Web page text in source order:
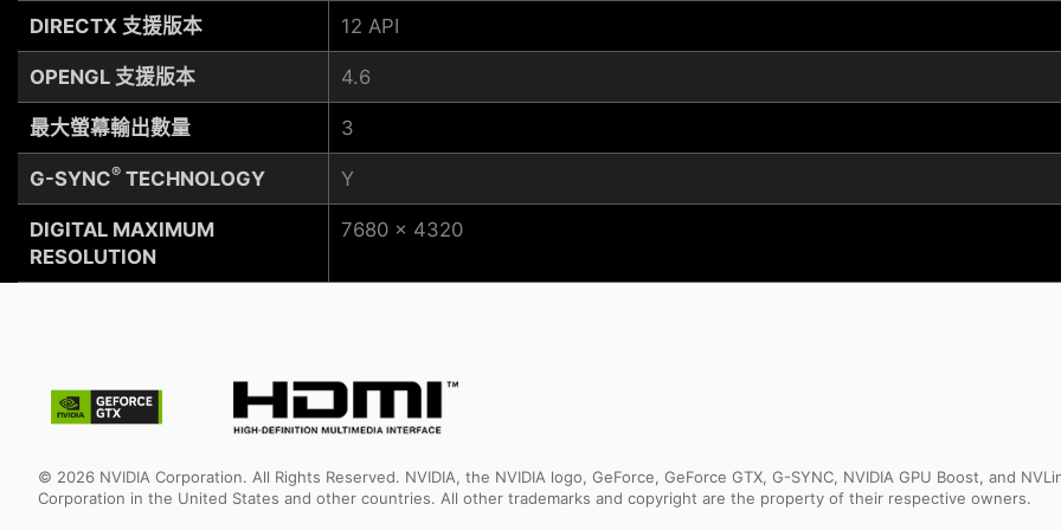
DIRECTX 支援版本
OPENGL 支援版本
最大螢幕輸出數量
G-SYNC® TECHNOLOGY
DIGITAL MAXIMUM
RESOLUTION
12 API
4.6
3
Y
7680 x 4320
© 2026 NVIDIA Corporation. All Rights Reserved. NVIDIA, the NVIDIA logo, GeForce, GeForce GTX, G-SYNC, NVIDIA GPU Boost, and
Corporation in the United States and other countries. All other trademarks and copyright are the property of their respective owners.